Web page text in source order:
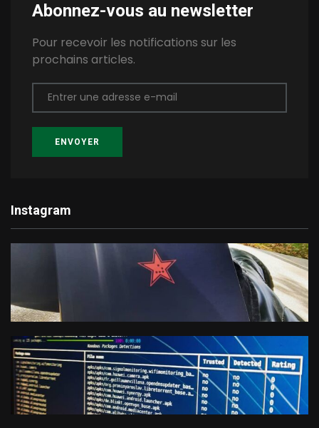
Abonnez-vous au newsletter
Pour recevoir les notifications sur les
prochains articles.
Entrer une adresse e-mail
ENVOYER
Instagram